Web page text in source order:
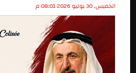
الخميس, 30 يوليو 2026 08:01 م